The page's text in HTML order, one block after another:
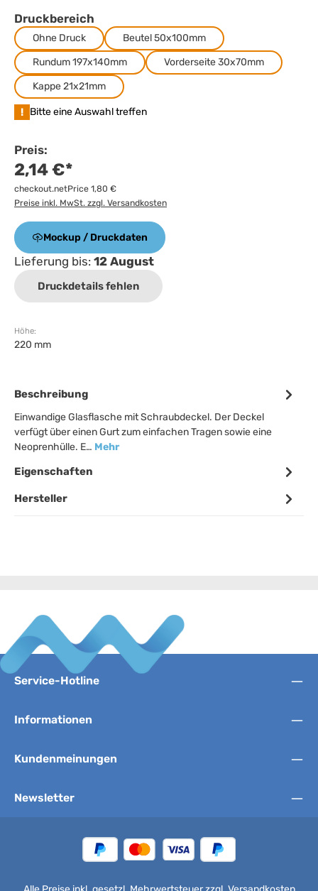
Druckbereich
Ohne Druck
Beutel 50x100mm
Rundum 197x140mm
Vorderseite 30x70mm
Kappe 21x21mm
! Bitte eine Auswahl treffen
Preis:
2,14 €*
checkout.netPrice 1,80 €
Preise inkl. MwSt. zzgl. Versandkosten
Mockup / Druckdaten
Lieferung bis: 12 August
Druckdetails fehlen
Höhe:
220 mm
Beschreibung
Einwandige Glasflasche mit Schraubdeckel. Der Deckel
verfügt über einen Gurt zum einfachen Tragen sowie eine
Neoprenhülle. E… Mehr
Eigenschaften
Hersteller
Service-Hotline
Informationen
Kundenmeinungen
Newsletter